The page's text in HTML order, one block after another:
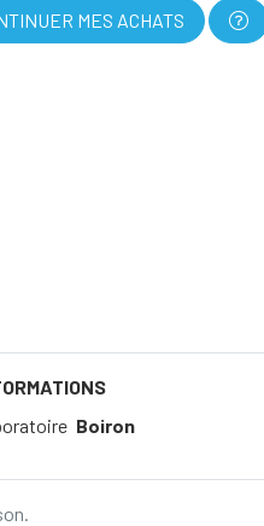
MES ACHATS
Boiron